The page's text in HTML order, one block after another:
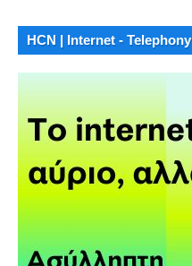
HCN | Internet - Telephony